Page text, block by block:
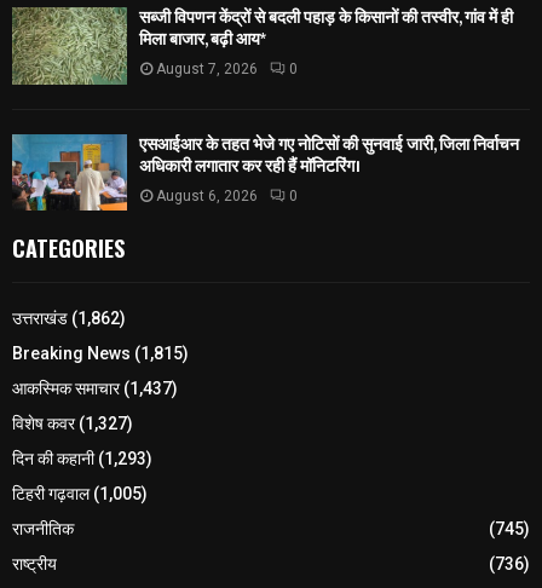
सब्जी विपणन केंद्रों से बदली पहाड़ के किसानों की तस्वीर, गांव में ही
मिला बाजार, बढ़ी आय*
August 7, 2026 0
एसआईआर के तहत भेजे गए नोटिसों की सुनवाई जारी, जिला निर्वाचन
अधिकारी लगातार कर रही हैं मॉनिटरिंग।
August 6, 2026 0
CATEGORIES
उत्तराखंड (1,862)
Breaking News (1,815)
आकस्मिक समाचार(1,437)
विशेष कवर(1,327)
दिन की कहानी(1,293)
टिहरी गढ़वाल(1,005)
राजनीतिक
(745)
राष्ट्रीय
(736)